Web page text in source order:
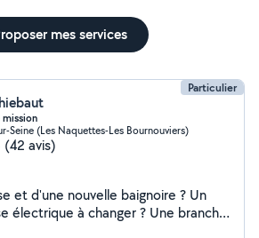
mes services
Particulier
mission
Seine (Les Naquettes-Les Bournouviers)
(42 avis)
et d'une nouvelle baignoire ? Un
électrique à changer ? Une branche